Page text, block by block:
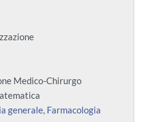
Medico-Chirurgo
generale, Farmacologia